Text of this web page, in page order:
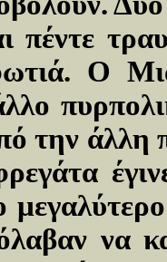
πέντε
Ο
την άλλη
να